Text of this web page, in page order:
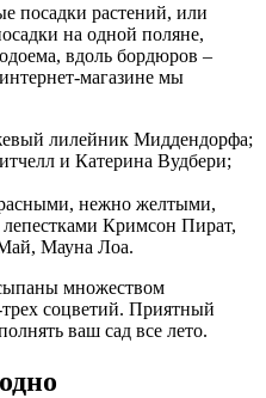
посадки растений, или
на одной поляне,
вдоль бордюров –
магазине мы
лилейник Миддендорфа;
и Катерина Вудбери;
нежно желтыми,
Кримсон Пират,
Мауна Лоа.
множеством
соцветий. Приятный
ваш сад все лето.